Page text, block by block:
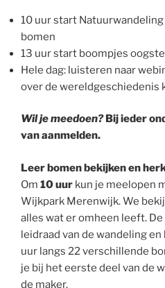
10 uur start
bomen
13 uur start boompjes
Hele dag: luisteren naar
over de wereldgeschiedenis
Wil je meedoen?Bij ieder
van aanmelden.
Leer bomen bekijken en
Om 10 uur kun je meelopen
Wijkpark Merenwijk. We
alles wat er omheen leeft.
leidraad van de wandeling
uur langs 22 verschillende
je bij het eerste deel van de
de maker.